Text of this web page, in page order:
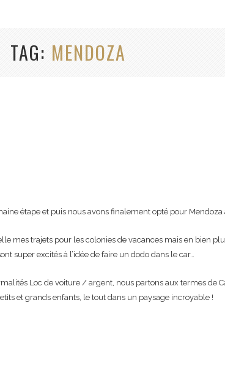
TAG MENDOZA
étape et puis nous avons finalement opté pour
mes trajets pour les colonies de vacances mais en bien
super excités à l’idée de faire un dodo dans le car…
Loc de voiture / argent, nous partons aux termes de
et grands enfants, le tout dans un paysage incroyable !